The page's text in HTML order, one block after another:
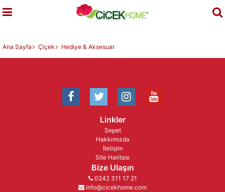
Ana Sayfa Çiçek Hediye & Aksesuar
Linkler
Sepet
Hakkımızda
İletişim
Site Haritası
Bize Ulaşın
0242 311 17 21
info@cicekhome.com